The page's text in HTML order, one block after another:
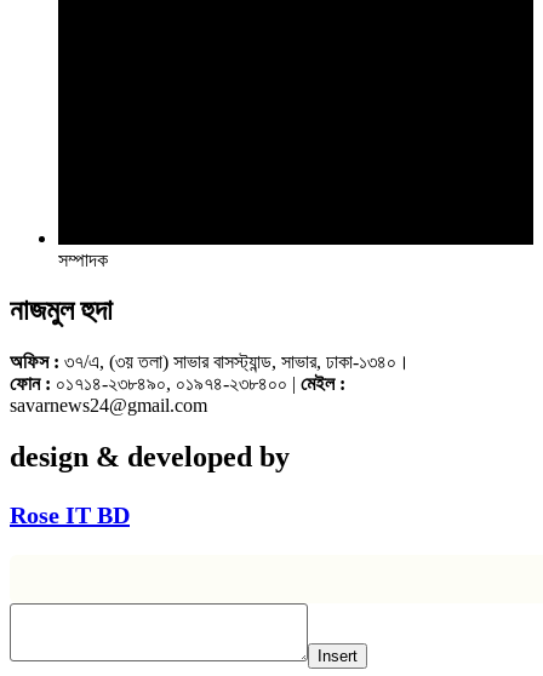
সম্পাদক
নাজমুল হুদা
অফিস : ৩৭/এ, (৩য় তলা) সাভার বাসস্ট্যান্ড, সাভার, ঢাকা-১৩৪০।
ফোন : ০১৭১৪-২৩৮৪৯০, ০১৯৭৪-২৩৮৪০০ | মেইল :
savarnews24@gmail.com
design & developed by
Rose IT BD
Insert